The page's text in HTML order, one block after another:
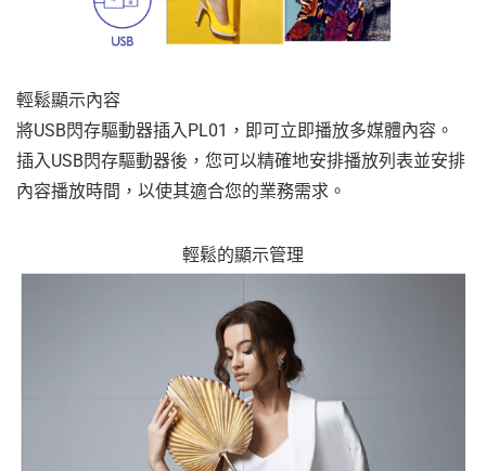
輕鬆顯示內容
將USB閃存驅動器插入PL01，即可立即播放多媒體內容。
插入USB閃存驅動器後，您可以精確地安排播放列表並安排
內容播放時間，以使其適合您的業務需求。
輕鬆的顯示管理